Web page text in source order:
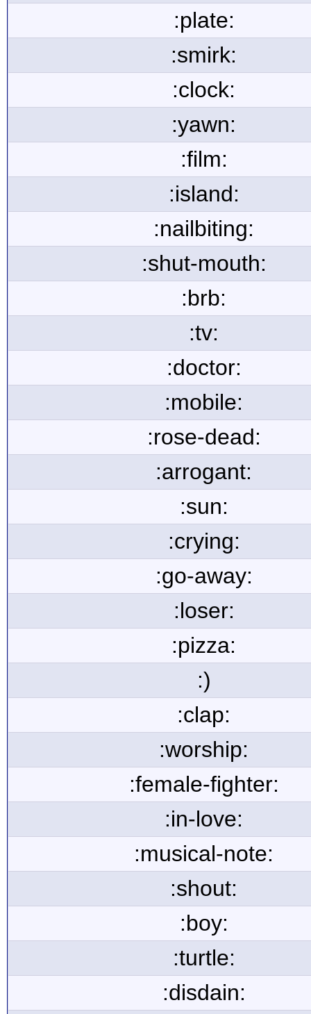
:plate:
:smirk:
:clock:
:yawn:
:film:
:island:
:nailbiting:
:shut-mouth:
:brb:
:tv:
:doctor:
:mobile:
:rose-dead:
:arrogant:
:sun:
:crying:
:go-away:
:loser:
:pizza:
:)
:clap:
:worship:
:female-fighter:
:in-love:
:musical-note:
:shout:
:boy:
:turtle:
:disdain: